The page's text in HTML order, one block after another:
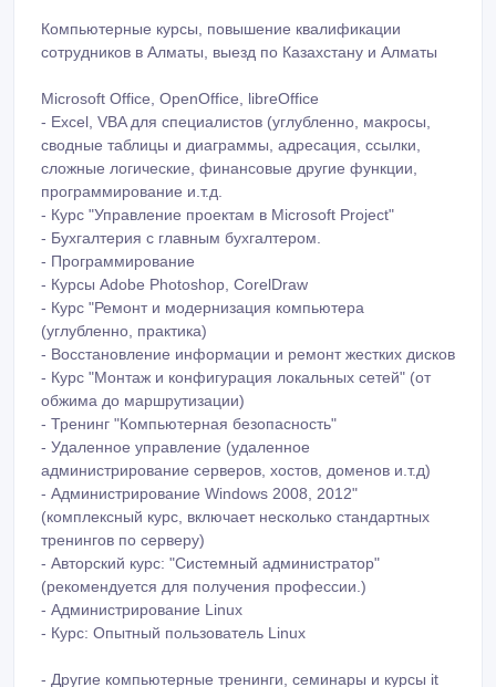
Компьютерные курсы, повышение квалификации
сотрудников в Алматы, выезд по Казахстану и Алматы
Microsoft Office, OpenOffice, libreOffice
- Excel, VBA для специалистов (углубленно, макросы,
сводные таблицы и диаграммы, адресация, ссылки,
сложные логические, финансовые другие функции,
программирование и.т.д.
- Курс "Управление проектам в Microsoft Project"
- Бухгалтерия с главным бухгалтером.
- Программирование
- Курсы Adobe Photoshop, CorelDraw
- Курс "Ремонт и модернизация компьютера
(углубленно, практика)
- Восстановление информации и ремонт жестких дисков
- Курс "Монтаж и конфигурация локальных сетей" (от
обжима до маршрутизации)
- Тренинг "Компьютерная безопасность"
- Удаленное управление (удаленное
администрирование серверов, хостов, доменов и.т.д)
- Администрирование Windows 2008, 2012"
(комплексный курс, включает несколько стандартных
тренингов по серверу)
- Авторский курс: "Системный администратор"
(рекомендуется для получения профессии.)
- Администрирование Linux
- Курс: Опытный пользователь Linux
- Другие компьютерные тренинги, семинары и курсы it